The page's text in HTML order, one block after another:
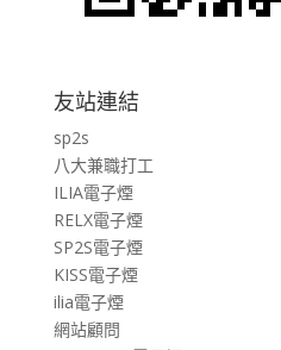
友站連結
sp2s
八大兼職打工
ILIA電子煙
RELX電子煙
SP2S電子煙
KISS電子煙
ilia電子煙
網站顧問